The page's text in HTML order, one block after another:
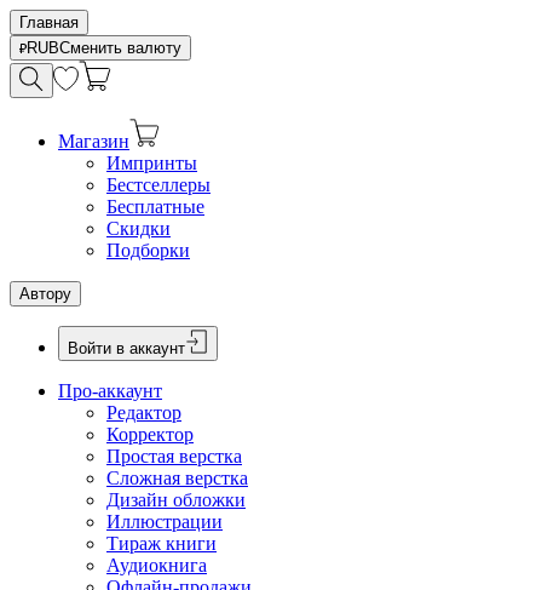
Главная
RUBСменить валюту
Магазин
Импринты
Бестселлеры
Бесплатные
Скидки
Подборки
Автору
Войти в аккаунт
Про-аккаунт
Редактор
Корректор
Простая верстка
Сложная верстка
Дизайн обложки
Иллюстрации
Тираж книги
Аудиокнига